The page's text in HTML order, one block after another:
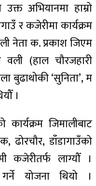
अभियानमा हाम्रो
र कजेरीमा कार्यक्रम
नेता क. प्रकाश जिएम
वली (हाल चौरजहारी
बुढाथोकी ‘सुनिता’, म
।
जिमालीबाट
ढोरचौर, डाँडागाउँको
कजेरीतर्फ लाग्यौँ ।
योजना थियो ।